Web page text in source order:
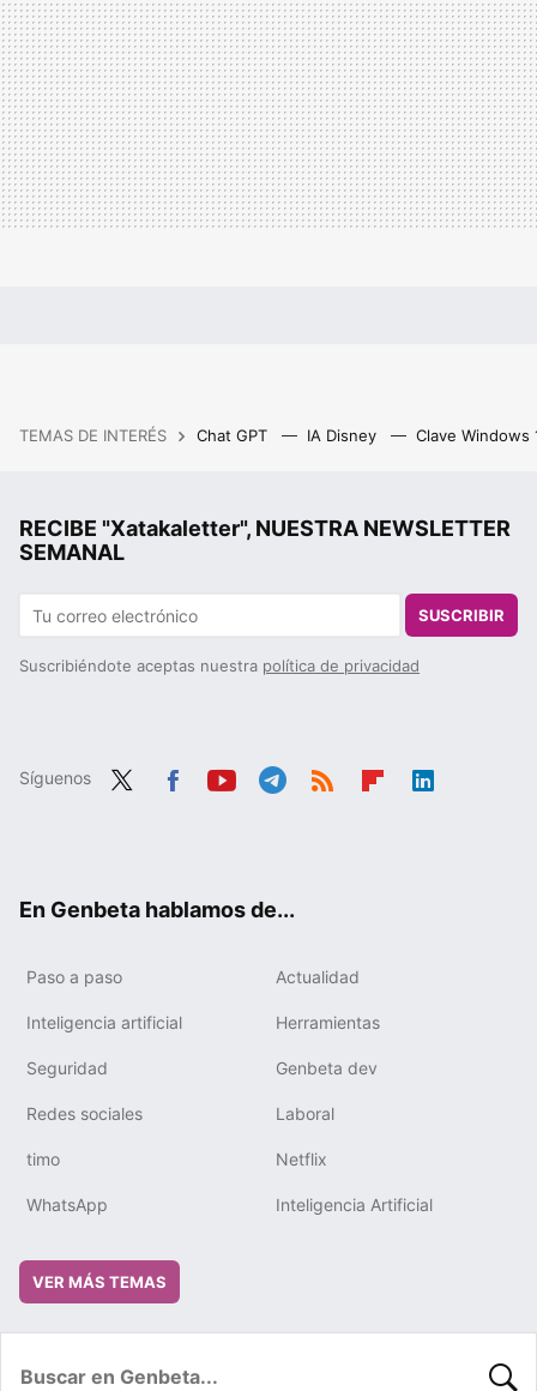
TEMAS DE INTERÉS Chat GPT IA Disney Clave Windows
RECIBE "Xatakaletter", NUESTRA NEWSLETTER
SEMANAL
SUSCRIBIR
Suscribiéndote aceptas nuestra política de privacidad
Síguenos
En Genbeta hablamos de...
Paso a paso Actualidad
Inteligencia artificial Herramientas
Seguridad Genbeta dev
Redes sociales Laboral
timo Netflix
WhatsApp Inteligencia Artificial
VER MÁS TEMAS